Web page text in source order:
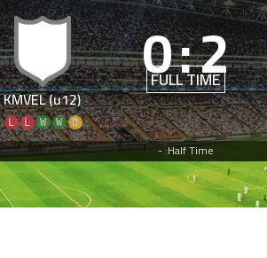
2
:
0
FULL TIME
KMVEL (u12)
D
W
W
L
L
Half Time: -